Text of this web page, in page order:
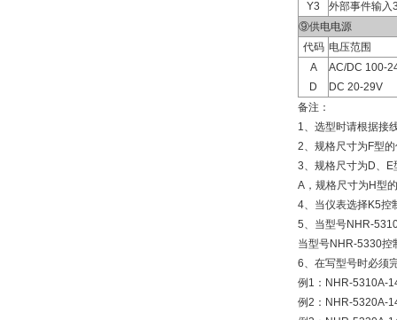
Y3
外部事件输入
⑨供电电源
代码 电压范围
A
D
AC/DC 100-
DC 20-29V
备注：
1、选型时请根据接
2、规格尺寸为F型
3、规格尺寸为D、
A，规格尺寸为H型
4、当仪表选择K5控
5、当型号NHR-
当型号NHR-5330控
6、在写型号时必须
例1：NHR-5310A-
例2：NHR-5320A-